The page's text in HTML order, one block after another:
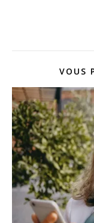
VOUS